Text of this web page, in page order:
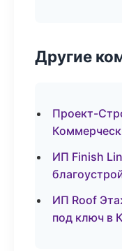
Другие
Проект-
ИП Finish
ИП Roof
под ключ в